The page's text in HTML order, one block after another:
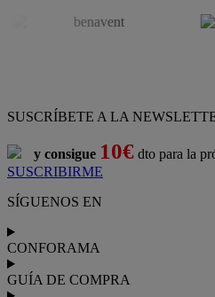
SUSCRÍBETE A LA
y consigue 10€ dto para la
SUSCRIBIRME
SÍGUENOS EN
CONFORAMA
GUÍA DE COMPRA